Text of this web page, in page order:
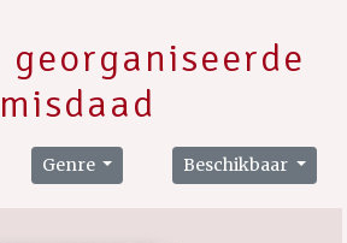
misdaad
Genre Beschikbaar